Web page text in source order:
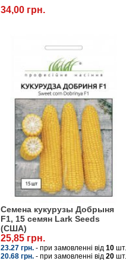
34,00 грн.
Семена кукурузы Добрыня
F1, 15 семян Lark Seeds
(США)
25,85 грн.
23.27 грн.- при замовленні від 10шт.
20.68 грн.- при замовленні від 20шт.